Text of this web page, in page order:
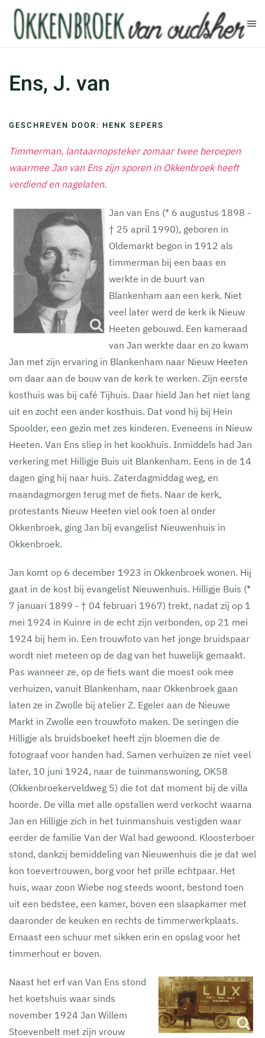
Terug naar hoofdinhoud
Ens, J. van
GESCHREVEN DOOR: HENK SEPERS
Timmerman, lantaarnopsteker zomaar twee beroepen
waarmee Jan van Ens zijn sporen in Okkenbroek heeft
verdiend en nagelaten.
Jan van Ens (* 6 augustus 1898 -
† 25 april 1990), geboren in
Oldemarkt begon in 1912 als
timmerman bij een baas en
werkte in de buurt van
Blankenham aan een kerk. Niet
veel later werd de kerk ik Nieuw
Heeten gebouwd. Een kameraad
van Jan werkte daar en zo kwam
Jan met zijn ervaring in Blankenham naar Nieuw Heeten
om daar aan de bouw van de kerk te werken. Zijn eerste
kosthuis was bij café Tijhuis. Daar hield Jan het niet lang
uit en zocht een ander kosthuis. Dat vond hij bij Hein
Spoolder, een gezin met zes kinderen. Eveneens in Nieuw
Heeten. Van Ens sliep in het kookhuis. Inmiddels had Jan
verkering met Hilligje Buis uit Blankenham. Eens in de 14
dagen ging hij naar huis. Zaterdagmiddag weg, en
maandagmorgen terug met de fiets. Naar de kerk,
protestants Nieuw Heeten viel ook toen al onder
Okkenbroek, ging Jan bij evangelist Nieuwenhuis in
Okkenbroek.
Jan komt op 6 december 1923 in Okkenbroek wonen. Hij
gaat in de kost bij evangelist Nieuwenhuis. Hilligje Buis (*
7 januari 1899 - † 04 februari 1967) trekt, nadat zij op 1
mei 1924 in Kuinre in de echt zijn verbonden, op 21 mei
1924 bij hem in. Een trouwfoto van het jonge bruidspaar
wordt niet meteen op de dag van het huwelijk gemaakt.
Pas wanneer ze, op de fiets want die moest ook mee
verhuizen, vanuit Blankenham, naar Okkenbroek gaan
laten ze in Zwolle bij atelier Z. Egeler aan de Nieuwe
Markt in Zwolle een trouwfoto maken. De seringen die
Hilligje als bruidsboeket heeft zijn bloemen die de
fotograaf voor handen had. Samen verhuizen ze niet veel
later, 10 juni 1924, naar de tuinmanswoning, OK58
(Okkenbroekerveldweg 5) die tot dat moment bij de villa
hoorde. De villa met alle opstallen werd verkocht waarna
Jan en Hilligje zich in het tuinmanshuis vestigden waar
eerder de familie Van der Wal had gewoond. Kloosterboer
stond, dankzij bemiddeling van Nieuwenhuis die je dat wel
kon toevertrouwen, borg voor het prille echtpaar. Het
huis, waar zoon Wiebe nog steeds woont, bestond toen
uit een bedstee, een kamer, boven een slaapkamer met
daaronder de keuken en rechts de timmerwerkplaats.
Ernaast een schuur met sikken erin en opslag voor het
timmerhout er boven.
Naast het erf van Van Ens stond
het koetshuis waar sinds
november 1924 Jan Willem
Stoevenbelt met zijn vrouw